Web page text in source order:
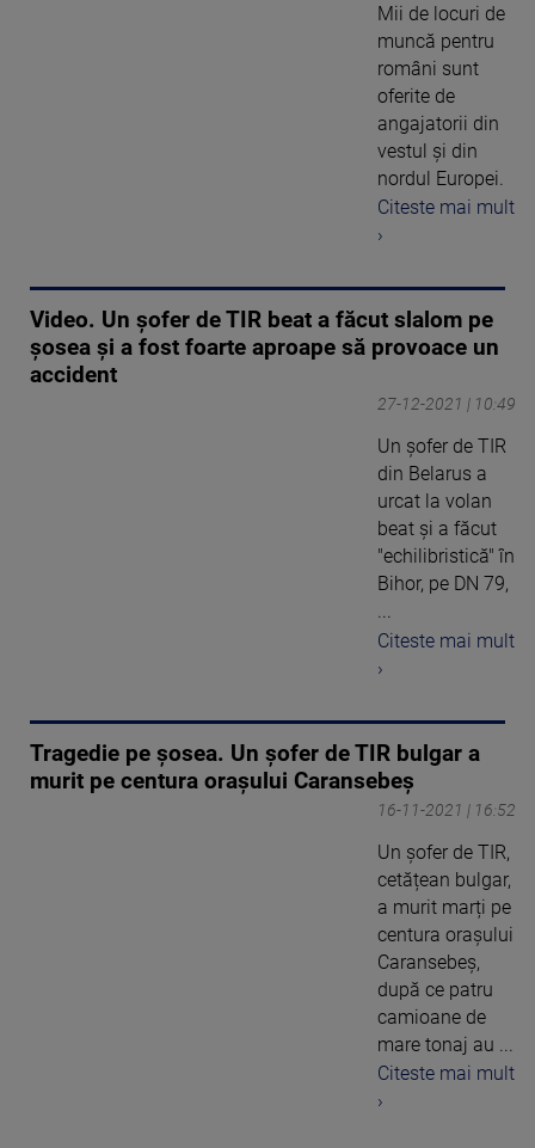
Mii de locuri de
muncă pentru
români sunt
oferite de
angajatorii din
vestul și din
nordul Europei.
Citeste mai mult
›
Video. Un șofer de TIR beat a făcut slalom pe
șosea și a fost foarte aproape să provoace un
accident
27-12-2021 | 10:49
Un şofer de TIR
din Belarus a
urcat la volan
beat şi a făcut
"echilibristică" în
Bihor, pe DN 79,
...
Citeste mai mult
›
Tragedie pe șosea. Un șofer de TIR bulgar a
murit pe centura orașului Caransebeș
16-11-2021 | 16:52
Un șofer de TIR,
cetățean bulgar,
a murit marți pe
centura orașului
Caransebeș,
după ce patru
camioane de
mare tonaj au ...
Citeste mai mult
›